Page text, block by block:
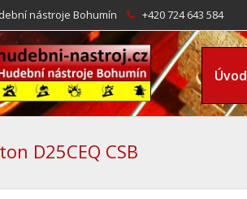
nástroje Bohumín +420 724 643 584
Úvod
D25CEQ CSB